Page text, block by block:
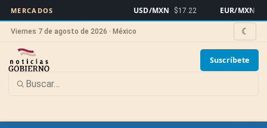
MERCADOS USD/MXN $17.22 EUR/MXN
Viernes 7 de agosto de 2026 · México ☾
Suscríbete